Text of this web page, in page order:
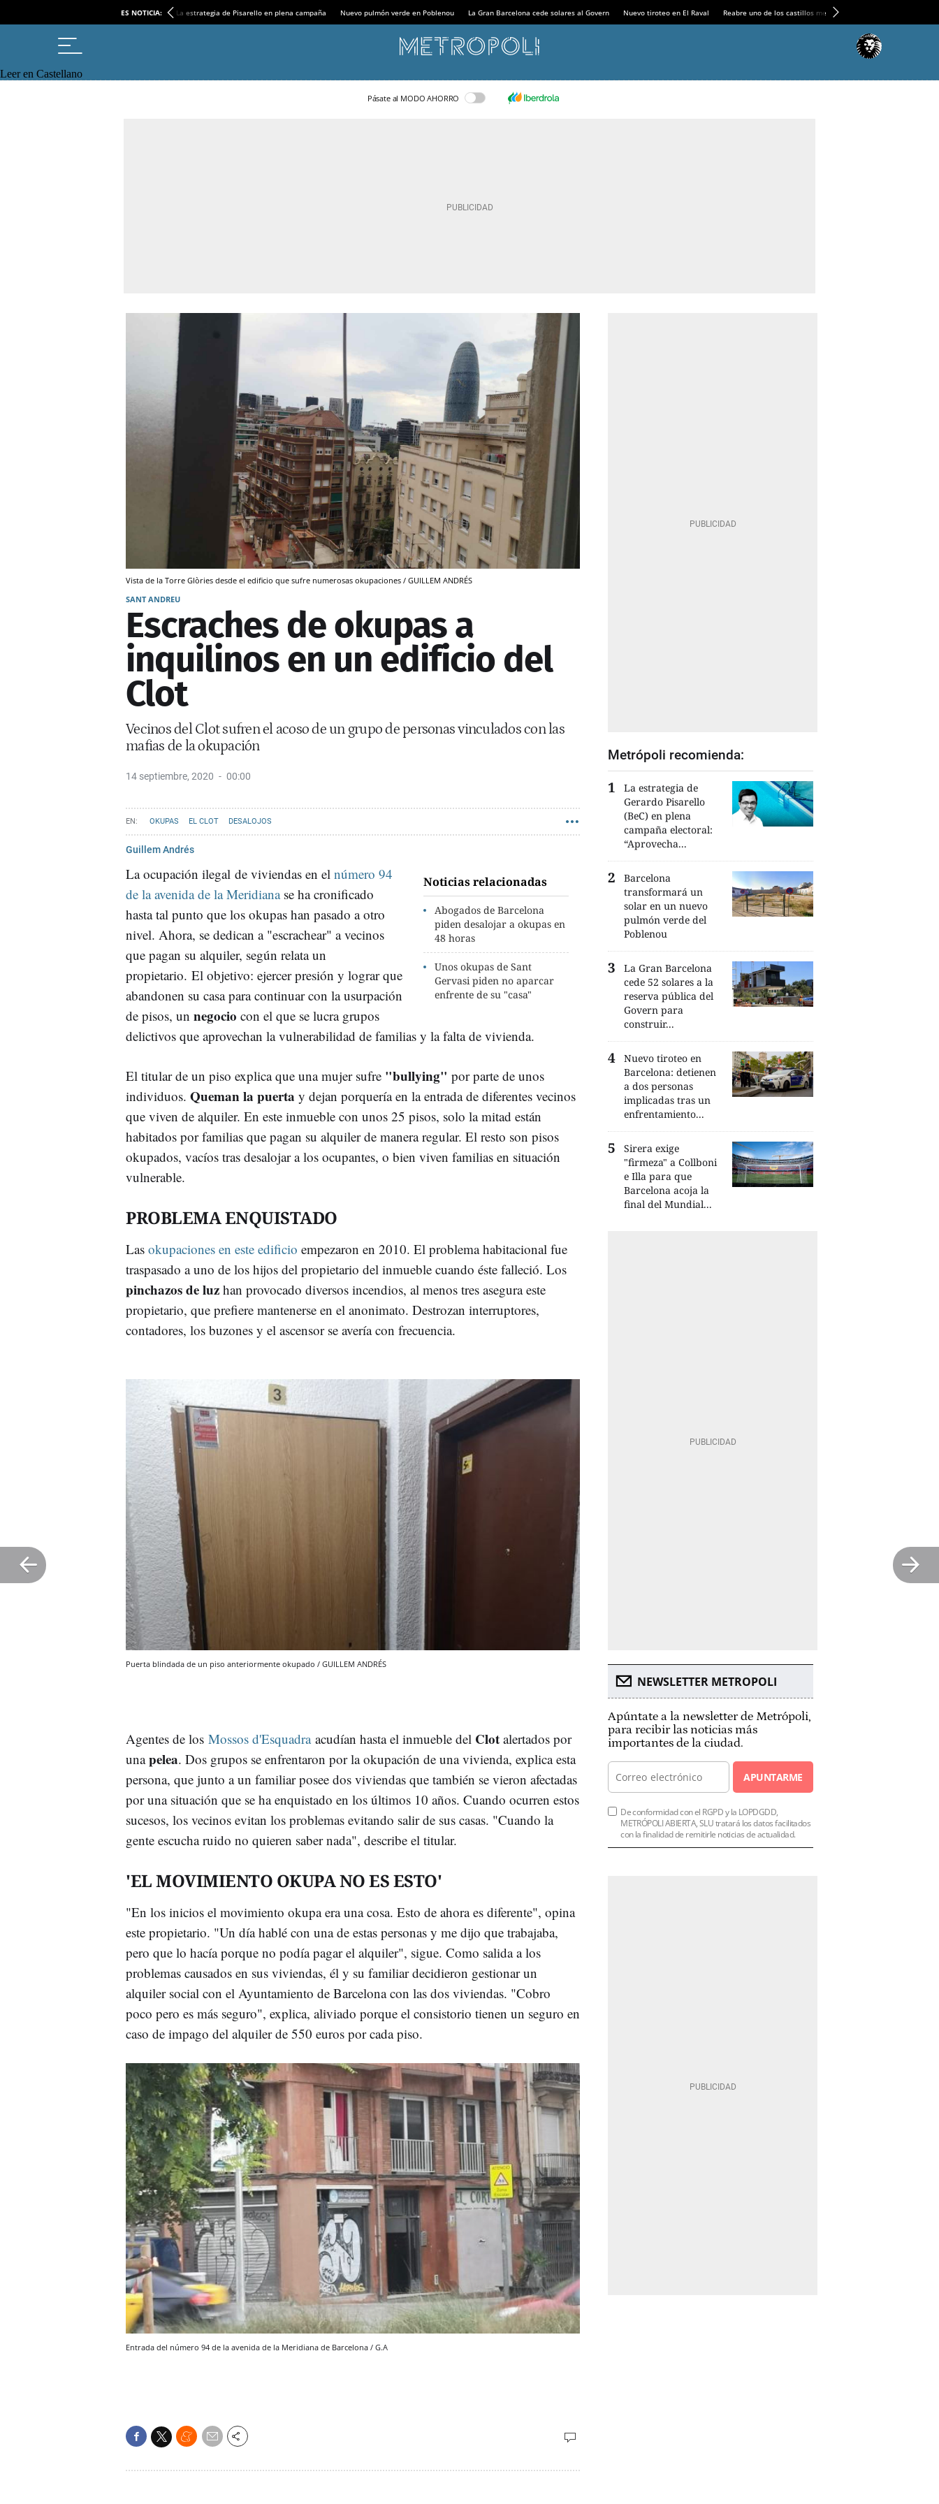
ES NOTICIA: La estrategia de Pisarello en plena campaña Nuevo pulmón verde en Poblenou La Gran Barcelona cede solares al Govern Nuevo tiroteo en El Raval Reabre uno de los castillos medievales más espectaculares
Leer en Castellano
Pásate al MODO AHORRO
Vista de la Torre Glòries desde el edificio que sufre numerosas okupaciones / GUILLEM ANDRÉS
SANT ANDREU
Escraches de okupas a
inquilinos en un edificio del
Clot
Vecinos del Clot sufren el acoso de un grupo de personas vinculados con las
mafias de la okupación
14 septiembre, 2020 00:00
OKUPAS EL CLOT DESALOJOS
Guillem Andrés
Noticias relacionadas
Abogados de Barcelona
piden desalojar a okupas en
48 horas
Unos okupas de Sant
Gervasi piden no aparcar
enfrente de su "casa"
La ocupación ilegal de viviendas en el número 94
de la avenida de la Meridianase ha cronificado
hasta tal punto que los okupas han pasado a otro
nivel. Ahora, se dedican a "escrachear" a vecinos
que pagan su alquiler, según relata un
propietario. El objetivo: ejercer presión y lograr que
abandonen su casa para continuar con la usurpación
de pisos, un negocio con el que se lucra grupos
delictivos que aprovechan la vulnerabilidad de familias y la falta de vivienda.
El titular de un piso explica que una mujer sufre "bullying" por parte de unos
individuos. Queman la puerta y dejan porquería en la entrada de diferentes vecinos
que viven de alquiler. En este inmueble con unos 25 pisos, solo la mitad están
habitados por familias que pagan su alquiler de manera regular. El resto son pisos
okupados, vacíos tras desalojar a los ocupantes, o bien viven familias en situación
vulnerable.
PROBLEMA ENQUISTADO
Las okupaciones en este edificio empezaron en 2010. El problema habitacional fue
traspasado a uno de los hijos del propietario del inmueble cuando éste falleció. Los
pinchazos de luz han provocado diversos incendios, al menos tres asegura este
propietario, que prefiere mantenerse en el anonimato. Destrozan interruptores,
contadores, los buzones y el ascensor se avería con frecuencia.
Puerta blindada de un piso anteriormente okupado / GUILLEM ANDRÉS
Agentes de los Mossos d'Esquadraacudían hasta el inmueble del Clot alertados por
unapelea. Dos grupos se enfrentaron por la okupación de una vivienda, explica esta
persona, que junto a un familiar posee dos viviendas que también se vieron afectadas
por una situación que se ha enquistado en los últimos 10 años. Cuando ocurren estos
sucesos, los vecinos evitan los problemas evitando salir de sus casas. "Cuando la
gente escucha ruido no quieren saber nada", describe el titular.
'EL MOVIMIENTO OKUPA NO ES ESTO'
"En los inicios el movimiento okupa era una cosa. Esto de ahora es diferente", opina
este propietario. "Un día hablé con una de estas personas y me dijo que trabajaba,
pero que lo hacía porque no podía pagar el alquiler", sigue. Como salida a los
problemas causados en sus viviendas, él y su familiar decidieron gestionar un
alquiler social con el Ayuntamiento de Barcelona con las dos viviendas. "Cobro
poco pero es más seguro", explica, aliviado porque el consistorio tienen un seguro en
caso de impago del alquiler de 550 euros por cada piso.
Entrada del número 94 de la avenida de la Meridiana de Barcelona / G.A
Metrópoli recomienda:
La estrategia de
Gerardo Pisarello
(BeC) en plena
campaña electoral:
“Aprovecha...
Barcelona
transformará un
solar en un nuevo
pulmón verde del
Poblenou
La Gran Barcelona
cede 52 solares a la
reserva pública del
Govern para
construir...
Nuevo tiroteo en
Barcelona: detienen
a dos personas
implicadas tras un
enfrentamiento...
Sirera exige
"firmeza" a Collboni
e Illa para que
Barcelona acoja la
final del Mundial...
NEWSLETTER METROPOLI
Apúntate a la newsletter de Metrópoli,
para recibir las noticias más
importantes de la ciudad.
APUNTARME
De conformidad con el RGPD y la LOPDGDD,
METRÓPOLI ABIERTA, SLU tratará los datos facilitados
con la finalidad de remitirle noticias de actualidad.